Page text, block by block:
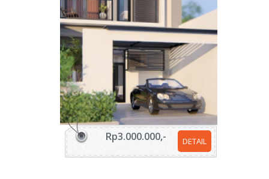
DETAIL
Rp3.000.000,-